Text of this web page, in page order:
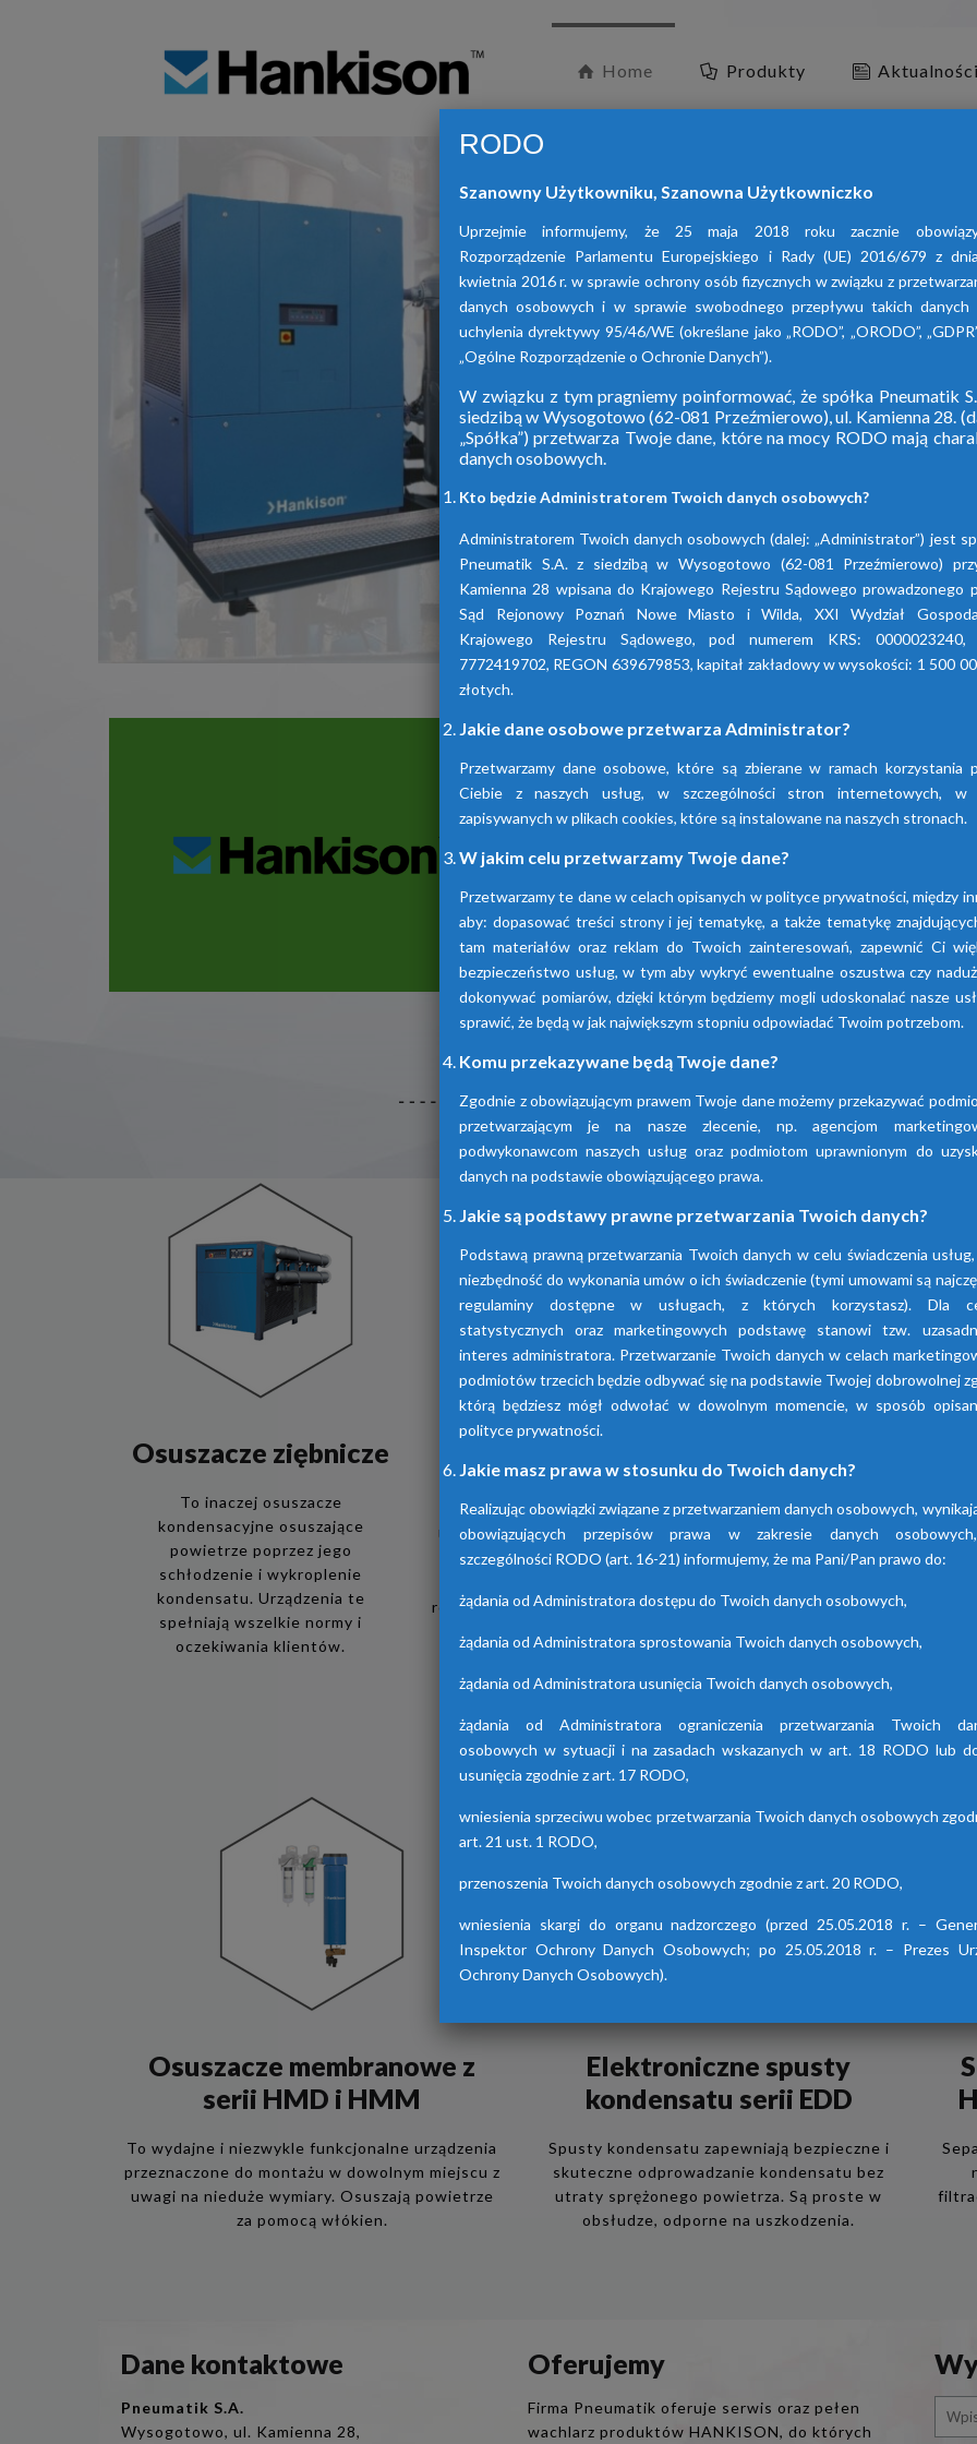
Home Produkty Aktualności
W ofercie naszej
Firma Pneumatik pojawiła się na rynku w
technice sprężonego powietrza,
wyspecjalizowanych urządzeń.
Dowiedz się więcej
Sprawdź nasze produkty
Osuszacze ziębnicze
To inaczej osuszacze
kondensacyjne osuszające
powietrze poprzez jego
schłodzenie i wykroplenie
kondensatu. Urządzenia te
spełniają wszelkie normy i
oczekiwania klientów.
adsorpcyjne
Urządzenia te przyczyniają się do
osuszania powietrza za pomocą
różnych seriach. Każda z nich różni
hybrydowe z serii
HDB
Osuszacze hybrydowe są
połączeniem osuszacza
niskimi kosztami eksploatacji,
lato/zima oraz brakiem
Osuszacze membranowe z
serii HMD i HMM
To wydajne i niezwykle funkcjonalne urządzenia
przeznaczone do montażu w dowolnym miejscu z
uwagi na nieduże wymiary. Osuszają powietrze
za pomocą włókien.
Elektroniczne spusty
kondensatu serii EDD
Spusty kondensatu zapewniają bezpieczne i
skuteczne odprowadzanie kondensatu bez
utraty sprężonego powietrza. Są proste w
obsłudze, odporne na uszkodzenia.
Dane kontaktowe
Pneumatik S.A.
Wysogotowo, ul. Kamienna 28,
Oferujemy
Firma Pneumatik oferuje serwis oraz pełen
wachlarz produktów HANKISON, do których
RODO
Szanowny Użytkowniku, Szanowna Użytkowniczko
Uprzejmie informujemy, że 25 maja 2018 roku zacznie
Rozporządzenie Parlamentu Europejskiego i Rady (UE) 2016/679 z
kwietnia 2016 r. w sprawie ochrony osób fizycznych w związku z
danych osobowych i w sprawie swobodnego przepływu takich danych
uchylenia dyrektywy 95/46/WE (określane jako „RODO”, „ORODO”,
„Ogólne Rozporządzenie o Ochronie Danych”).
W związku z tym pragniemy poinformować, że spółka Pneumatik
siedzibą w Wysogotowo (62-081 Przeźmierowo), ul. Kamienna 28.
„Spółka”) przetwarza Twoje dane, które na mocy RODO mają
danych osobowych.
Kto będzie Administratorem Twoich danych osobowych?
Administratorem Twoich danych osobowych (dalej: „Administrator”) jest
Pneumatik S.A. z siedzibą w Wysogotowo (62-081 Przeźmierowo)
Kamienna 28 wpisana do Krajowego Rejestru Sądowego prowadzonego
Sąd Rejonowy Poznań Nowe Miasto i Wilda, XXI Wydział
Krajowego Rejestru Sądowego, pod numerem KRS: 0000023240,
7772419702, REGON 639679853, kapitał zakładowy w wysokości: 1 500
złotych.
Jakie dane osobowe przetwarza Administrator?
Przetwarzamy dane osobowe, które są zbierane w ramach korzystania
Ciebie z naszych usług, w szczególności stron internetowych, w
zapisywanych w plikach cookies, które są instalowane na naszych stronach.
W jakim celu przetwarzamy Twoje dane?
Przetwarzamy te dane w celach opisanych w polityce prywatności, między
aby: dopasować treści strony i jej tematykę, a także tematykę
tam materiałów oraz reklam do Twoich zainteresowań, zapewnić Ci
bezpieczeństwo usług, w tym aby wykryć ewentualne oszustwa czy
dokonywać pomiarów, dzięki którym będziemy mogli udoskonalać nasze
sprawić, że będą w jak największym stopniu odpowiadać Twoim potrzebom.
Komu przekazywane będą Twoje dane?
Zgodnie z obowiązującym prawem Twoje dane możemy przekazywać
przetwarzającym je na nasze zlecenie, np. agencjom
podwykonawcom naszych usług oraz podmiotom uprawnionym do
danych na podstawie obowiązującego prawa.
Jakie są podstawy prawne przetwarzania Twoich danych?
Podstawą prawną przetwarzania Twoich danych w celu świadczenia
niezbędność do wykonania umów o ich świadczenie (tymi umowami są
regulaminy dostępne w usługach, z których korzystasz). Dla
statystycznych oraz marketingowych podstawę stanowi tzw.
interes administratora. Przetwarzanie Twoich danych w celach
podmiotów trzecich będzie odbywać się na podstawie Twojej dobrowolnej
którą będziesz mógł odwołać w dowolnym momencie, w sposób
polityce prywatności.
Jakie masz prawa w stosunku do Twoich danych?
Realizując obowiązki związane z przetwarzaniem danych osobowych,
obowiązujących przepisów prawa w zakresie danych
szczególności RODO (art. 16-21) informujemy, że ma Pani/Pan prawo do:
żądania od Administratora dostępu do Twoich danych osobowych,
żądania od Administratora sprostowania Twoich danych osobowych,
żądania od Administratora usunięcia Twoich danych osobowych,
żądania od Administratora ograniczenia przetwarzania Twoich
osobowych w sytuacji i na zasadach wskazanych w art. 18 RODO lub
usunięcia zgodnie z art. 17 RODO,
wniesienia sprzeciwu wobec przetwarzania Twoich danych osobowych
art. 21 ust. 1 RODO,
przenoszenia Twoich danych osobowych zgodnie z art. 20 RODO,
wniesienia skargi do organu nadzorczego (przed 25.05.2018 r. –
Inspektor Ochrony Danych Osobowych; po 25.05.2018 r. – Prezes
Ochrony Danych Osobowych).